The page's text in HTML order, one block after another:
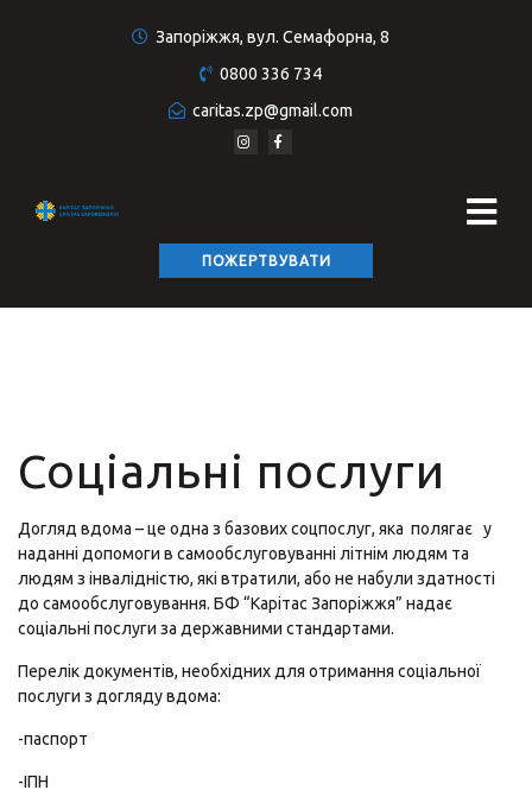
Запоріжжя, вул. Семафорна, 8
0800 336 734
caritas.zp@gmail.com
ПОЖЕРТВУВАТИ
Соціальні послуги
Догляд вдома – це одна з базових соцпослуг, яка полягає у
наданні допомоги в самообслуговуванні літнім людям та
людям з інвалідністю, які втратили, або не набули здатності
до самообслуговування. БФ “Карітас Запоріжжя” надає
соціальні послуги за державними стандартами.
Перелік документів, необхідних для отримання соціальної
послуги з догляду вдома:
-паспорт
-ІПН